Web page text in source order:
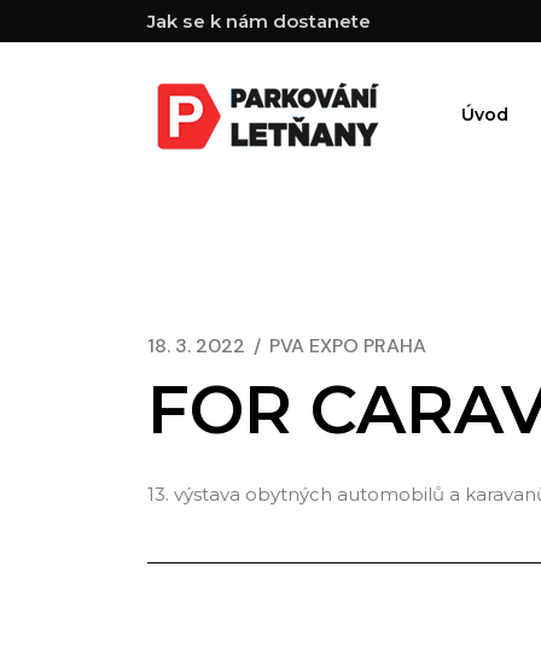
the
Jak se k nám dostanete
Úvod
18. 3. 2022 PVA EXPO PRAHA
FOR
13. výstava obytných automobilů a